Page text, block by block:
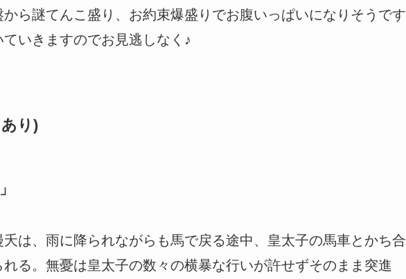
ら謎てんこ盛り、お約束爆盛りでお腹いっぱいになりそうです
いきますのでお見逃しなく♪
り)
は、雨に降られながらも馬で戻る途中、皇太子の馬車とかち合
る。無憂は皇太子の数々の横暴な行いが許せずそのまま突進